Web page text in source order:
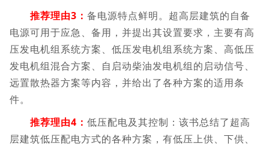
推荐理由3： 备电源特点鲜明。超高层建筑的自备
电源可用于应急、备用，并提出其设置要求，主要有高
压发电机组系统方案、低压发电机组系统方案、高低压
发电机组混合方案、自启动柴油发电机组的启动信号、
远置散热器方案等内容，并给出了各种方案的适用条
件。
推荐理由4： 低压配电及其控制：该书总结了超高
层建筑低压配电方式的各种方案，有低压上供、下供、